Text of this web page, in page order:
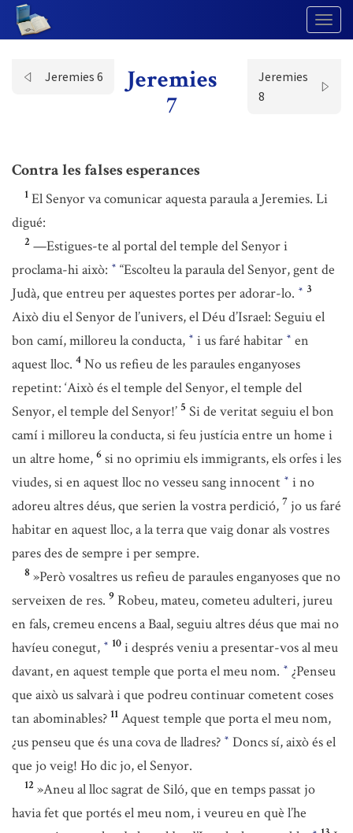
Jeremies 6
Jeremies
7
Jeremies
8
Contra les falses esperances
1 El Senyor va comunicar aquesta paraula a Jeremies. Li
digué:
2 —Estigues-te al portal del temple del Senyor i
proclama-hi això: * “Escolteu la paraula del Senyor, gent de
Judà, que entreu per aquestes portes per adorar-lo. * 3
Això diu el Senyor de l’univers, el Déu d’Israel: Seguiu el
bon camí, milloreu la conducta, * i us faré habitar * en
aquest lloc. 4 No us refieu de les paraules enganyoses
repetint: ‘Això és el temple del Senyor, el temple del
Senyor, el temple del Senyor!’ 5 Si de veritat seguiu el bon
camí i milloreu la conducta, si feu justícia entre un home i
un altre home, 6 si no oprimiu els immigrants, els orfes i les
viudes, si en aquest lloc no vesseu sang innocent * i no
adoreu altres déus, que serien la vostra perdició, 7 jo us faré
habitar en aquest lloc, a la terra que vaig donar als vostres
pares des de sempre i per sempre.
8 »Però vosaltres us refieu de paraules enganyoses que no
serveixen de res. 9 Robeu, mateu, cometeu adulteri, jureu
en fals, cremeu encens a Baal, seguiu altres déus que mai no
havíeu conegut, * 10 i després veniu a presentar-vos al meu
davant, en aquest temple que porta el meu nom. * ¿Penseu
que això us salvarà i que podreu continuar cometent coses
tan abominables? 11 Aquest temple que porta el meu nom,
¿us penseu que és una cova de lladres? * Doncs sí, això és el
que jo veig! Ho dic jo, el Senyor.
12 »Aneu al lloc sagrat de Siló, que en temps passat jo
havia fet que portés el meu nom, i veureu en què l’he